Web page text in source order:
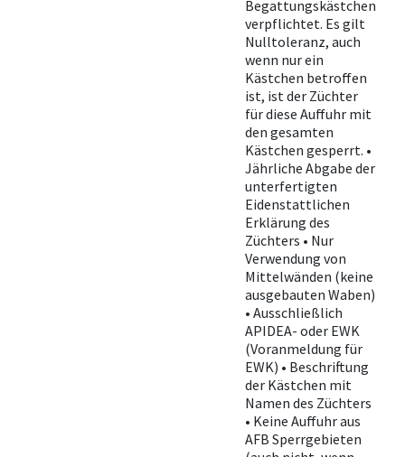
Begattungskästchen
verpflichtet. Es gilt
Nulltoleranz, auch
wenn nur ein
Kästchen betroffen
ist, ist der Züchter
für diese Auffuhr mit
den gesamten
Kästchen gesperrt. •
Jährliche Abgabe der
unterfertigten
Eidenstattlichen
Erklärung des
Züchters • Nur
Verwendung von
Mittelwänden (keine
ausgebauten Waben)
• Ausschließlich
APIDEA- oder EWK
(Voranmeldung für
EWK) • Beschriftung
der Kästchen mit
Namen des Züchters
• Keine Auffuhr aus
AFB Sperrgebieten